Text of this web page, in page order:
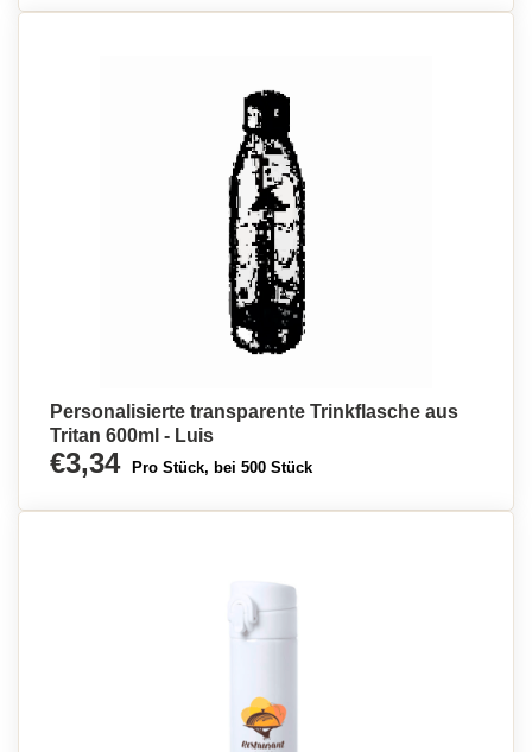
Personalisierte transparente Trinkflasche aus
Tritan 600ml - Luis
€3,34 Pro Stück, bei 500 Stück